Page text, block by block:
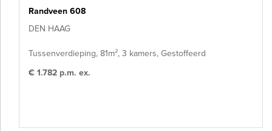
Randveen 608
DEN HAAG
Tussenverdieping, 81m², 3 kamers, Gestoffeerd
€ 1.782 p.m. ex.